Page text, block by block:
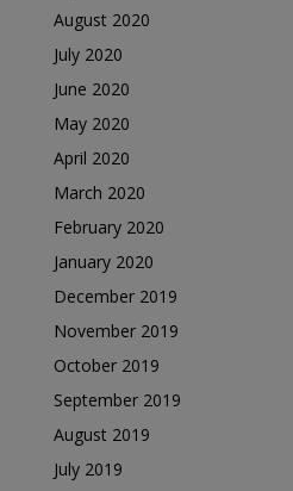
August 2020
July 2020
June 2020
May 2020
April 2020
March 2020
February 2020
January 2020
December 2019
November 2019
October 2019
September 2019
August 2019
July 2019